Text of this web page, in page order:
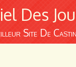
Des
Site De